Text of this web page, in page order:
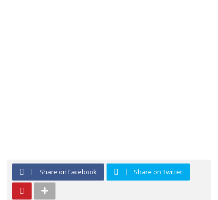
Share on Facebook Share on Twitter